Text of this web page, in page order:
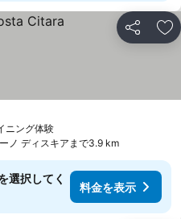
シェア お
ニング体験
ノ ディスキアまで3.9 km
選択してく
料金を表示